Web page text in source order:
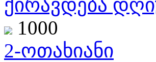
ქირავდება
1000
2-ოთახიანი